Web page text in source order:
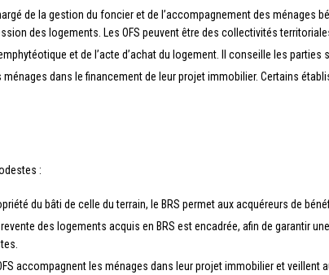
de la gestion du foncier et de l’accompagnement des ménages
des logements. Les OFS peuvent être des collectivités
et de l’acte d’achat du logement. Il conseille les parties
ménages dans le financement de leur projet immobilier. Certains
:
du bâti de celle du terrain, le BRS permet aux acquéreurs de
revente des logements acquis en BRS est encadrée, afin de garantir
accompagnent les ménages dans leur projet immobilier et veillent